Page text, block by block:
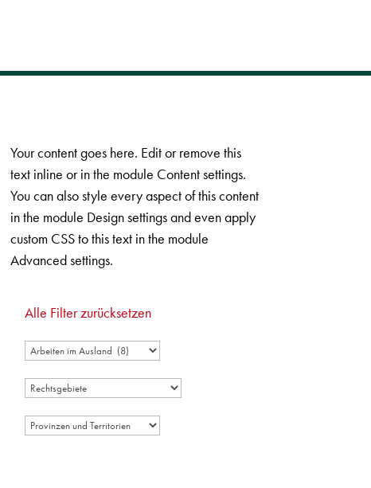
Your content goes here. Edit or remove this
text inline or in the module Content settings.
You can also style every aspect of this content
in the module Design settings and even apply
custom CSS to this text in the module
Advanced settings.
Alle Filter zurücksetzen